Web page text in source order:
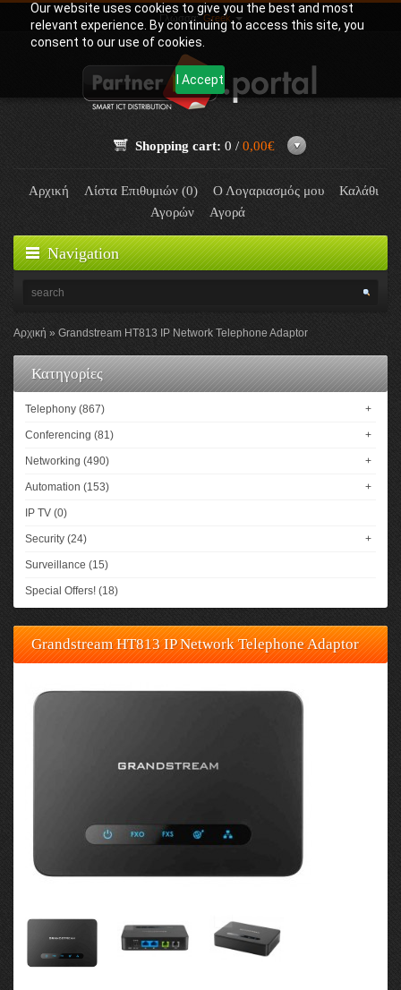
Our website uses cookies to give you the best and most
relevant experience. By continuing to access this site, you
consent to our use of cookies.
I Accept
Γλώσσα:Greek
Shopping cart: 0 / 0,00€
Αρχική Λίστα Επιθυμιών (0) Ο Λογαριασμός μου
Καλάθι
Αγορών
Αγορά
Navigation
Αρχική Grandstream HT813 IP Network Telephone Adaptor
Κατηγορίες
Telephony (867) +
Conferencing (81) +
Networking (490) +
Automation (153) +
IP TV (0)
Security (24) +
Surveillance (15)
Special Offers! (18)
Grandstream HT813 IP Network Telephone Adaptor